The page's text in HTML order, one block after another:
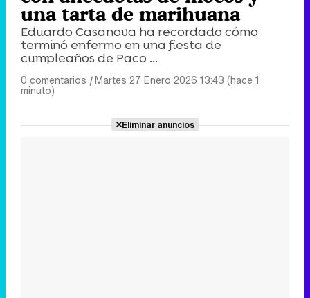
una tarta de marihuana
Eduardo Casanova ha recordado cómo
terminó enfermo en una fiesta de
cumpleaños de Paco ...
0 comentarios |Martes 27 Enero 2026 13:43 (hace 1
minuto)
Eliminar anuncios